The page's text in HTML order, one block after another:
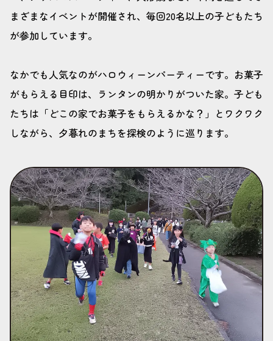
まざまなイベントが開催され、毎回20名以上の子どもたち
が参加しています。
なかでも人気なのがハロウィーンパーティーです。お菓子
がもらえる目印は、ランタンの明かりがついた家。子ども
たちは「どこの家でお菓子をもらえるかな？」とワクワク
しながら、夕暮れのまちを探検のように巡ります。